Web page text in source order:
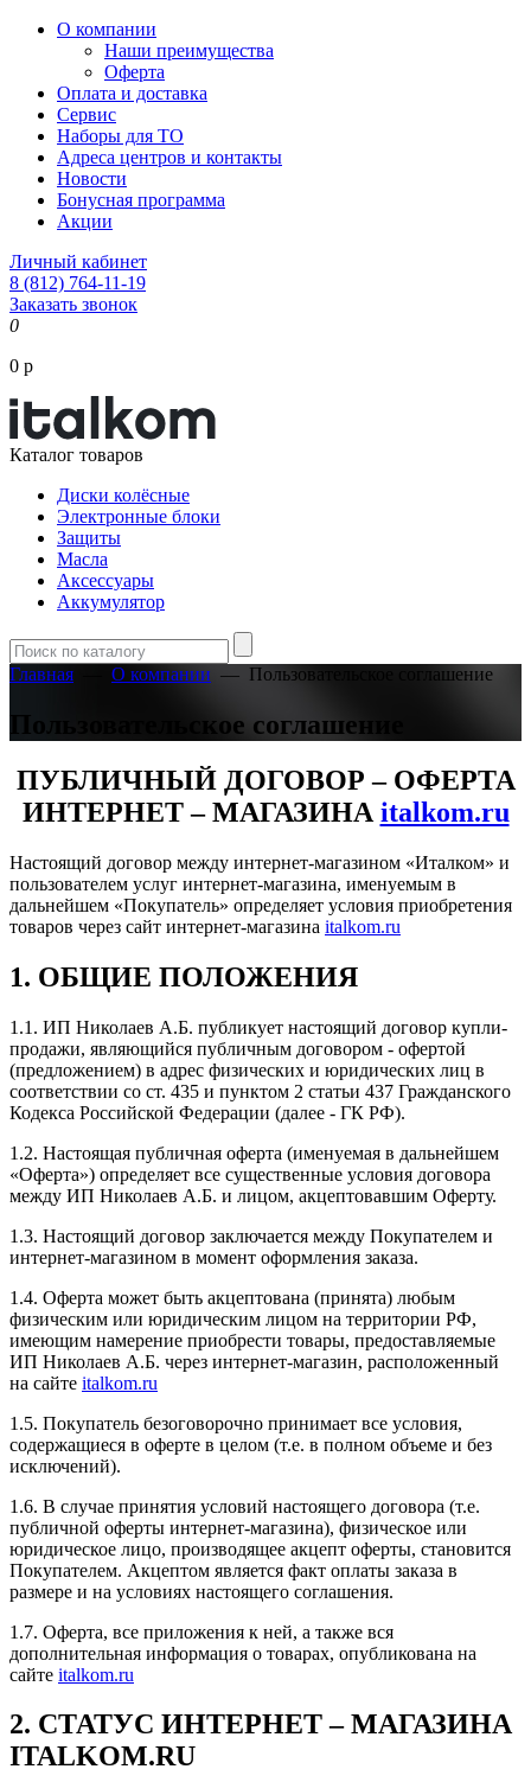
О компании
Наши преимущества
Оферта
Оплата и доставка
Сервис
Наборы для ТО
Адреса центров и контакты
Новости
Бонусная программа
Акции
Личный кабинет
8 (812) 764-11-19
Заказать звонок
0
0 р
Каталог товаров
Диски колёсные
Электронные блоки
Защиты
Масла
Аксессуары
Аккумулятор
Главная О компании — Пользовательское соглашение
Пользовательское соглашение
ПУБЛИЧНЫЙ ДОГОВОР – ОФЕРТА
ИНТЕРНЕТ – МАГАЗИНА italkom.ru
Настоящий договор между интернет-магазином «Италком» и
пользователем услуг интернет-магазина, именуемым в
дальнейшем «Покупатель» определяет условия приобретения
товаров через сайт интернет-магазина italkom.ru
1. ОБЩИЕ ПОЛОЖЕНИЯ
1.1. ИП Николаев А.Б. публикует настоящий договор купли-
продажи, являющийся публичным договором - офертой
(предложением) в адрес физических и юридических лиц в
соответствии со ст. 435 и пунктом 2 статьи 437 Гражданского
Кодекса Российской Федерации (далее - ГК РФ).
1.2. Настоящая публичная оферта (именуемая в дальнейшем
«Оферта») определяет все существенные условия договора
между ИП Николаев А.Б. и лицом, акцептовавшим Оферту.
1.3. Настоящий договор заключается между Покупателем и
интернет-магазином в момент оформления заказа.
1.4. Оферта может быть акцептована (принята) любым
физическим или юридическим лицом на территории РФ,
имеющим намерение приобрести товары, предоставляемые
ИП Николаев А.Б. через интернет-магазин, расположенный
на сайте italkom.ru
1.5. Покупатель безоговорочно принимает все условия,
содержащиеся в оферте в целом (т.е. в полном объеме и без
исключений).
1.6. В случае принятия условий настоящего договора (т.е.
публичной оферты интернет-магазина), физическое или
юридическое лицо, производящее акцепт оферты, становится
Покупателем. Акцептом является факт оплаты заказа в
размере и на условиях настоящего соглашения.
1.7. Оферта, все приложения к ней, а также вся
дополнительная информация о товарах, опубликована на
сайте italkom.ru
2. СТАТУС ИНТЕРНЕТ – МАГАЗИНА
ITALKOM.RU